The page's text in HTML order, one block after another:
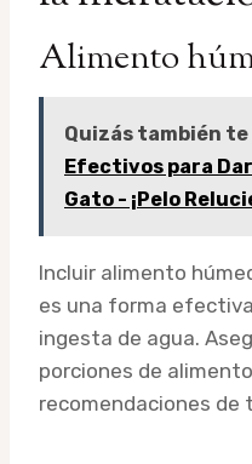
Alimento
Quizás también
Efectivos para
Gato - ¡Pelo
Incluir alimento
es una forma
ingesta de agua.
porciones de
recomendaciones de